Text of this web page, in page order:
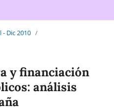
- Dic 2010 /
y financiación
análisis